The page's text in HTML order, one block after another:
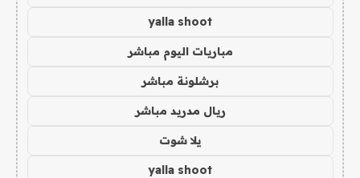
yalla shoot
مباريات اليوم مباشر
برشلونة مباشر
ريال مدريد مباشر
يلا شوت
yalla shoot